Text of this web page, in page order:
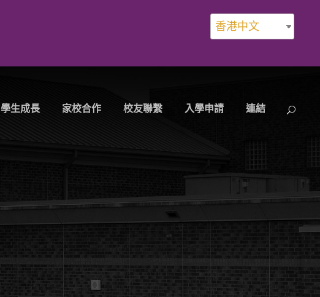
香港中文
學生成長 家校合作 校友聯繫 入學申請 連結